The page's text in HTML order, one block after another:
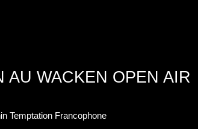
AU WACKEN OPEN AIR
Temptation Francophone